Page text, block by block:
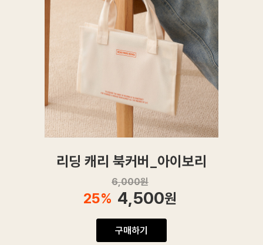
리딩 캐리 북커버_아이보리
6,000원
25% 4,500원
구매하기